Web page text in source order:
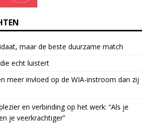
maar de beste duurzame match
echt luistert
meer invloed op de WIA-instroom dan zij
en verbinding op het werk: “Als je
je veerkrach­tiger”